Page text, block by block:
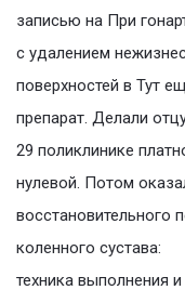
записью на При
с удалением
поверхностей в Тут
препарат. Делали
29 поликлинике
нулевой. Потом
восстановительного
коленного сустава:
техника выполнения